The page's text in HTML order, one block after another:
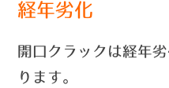
経年劣化
開口クラックは経年
ります。